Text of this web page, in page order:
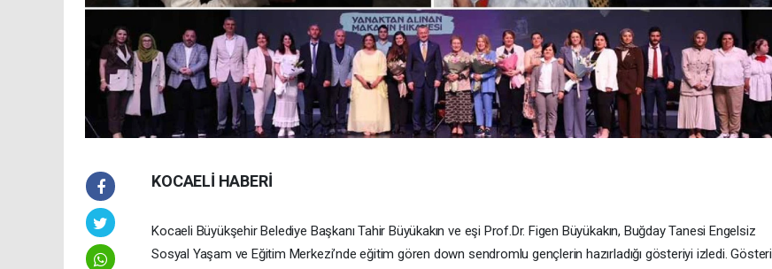
KOCAELİ HABERİ
Kocaeli Büyükşehir Belediye Başkanı Tahir Büyükakın ve eşi Prof.Dr. Figen Büyükakın, Buğday Tanesi Engelsiz
Sosyal Yaşam ve Eğitim Merkezi’nde eğitim gören down sendromlu gençlerin hazırladığı gösteriyi izledi. Gösteri